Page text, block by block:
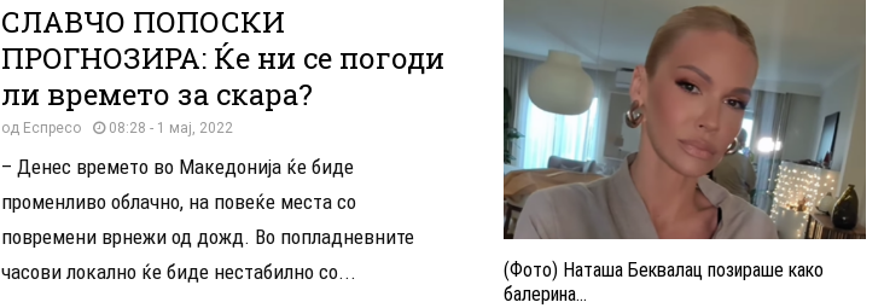
СЛАВЧО ПОПОСКИ
ПРОГНОЗИРА: Ќе ни се погоди
ли времето за скара?
од Еспресо 08:28 - 1 мај, 2022
– Денес времето во Македонија ќе биде
променливо облачно, на повеќе места со
повремени врнежи од дожд. Во попладневните
часови локално ќе биде нестабилно со...
(Фото) Наташа Беквалац позираше како
балерина...